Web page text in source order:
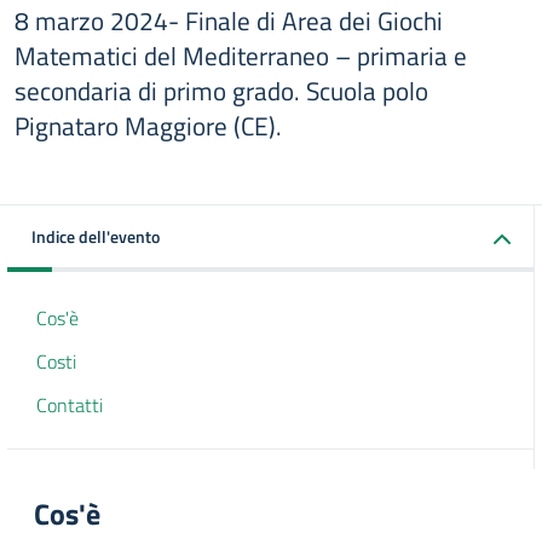
8 marzo 2024- Finale di Area dei Giochi
Matematici del Mediterraneo – primaria e
secondaria di primo grado. Scuola polo
Pignataro Maggiore (CE).
Indice dell'evento
Cos'è
Costi
Contatti
Cos'è